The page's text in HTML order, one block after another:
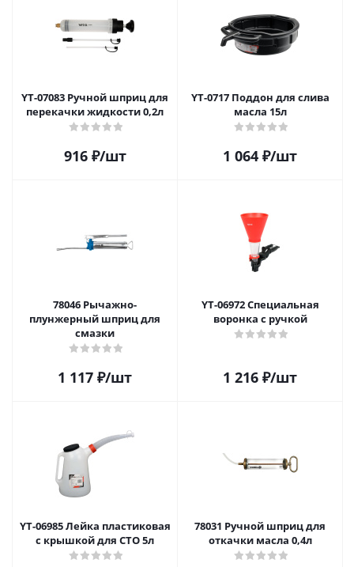
YT-07083 Ручной шприц для
перекачки жидкости 0,2л
916₽/шт
YT-0717 Поддон для слива
масла 15л
1 064 ₽/шт
78046 Рычажно-
плунжерный шприц для
смазки
1 117 ₽/шт
YT-06972 Специальная
воронка с ручкой
1 216 ₽/шт
YT-06985 Лейка пластиковая
с крышкой для СТО 5л
78031 Ручной шприц для
откачки масла 0,4л